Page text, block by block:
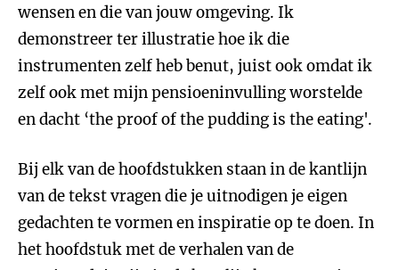
wensen en die van jouw omgeving. Ik
demonstreer ter illustratie hoe ik die
instrumenten zelf heb benut, juist ook omdat ik
zelf ook met mijn pensioeninvulling worstelde
en dacht ‘the proof of the pudding is the eating'.
Bij elk van de hoofdstukken staan in de kantlijn
van de tekst vragen die je uitnodigen je eigen
gedachten te vormen en inspiratie op te doen. In
het hoofdstuk met de verhalen van de